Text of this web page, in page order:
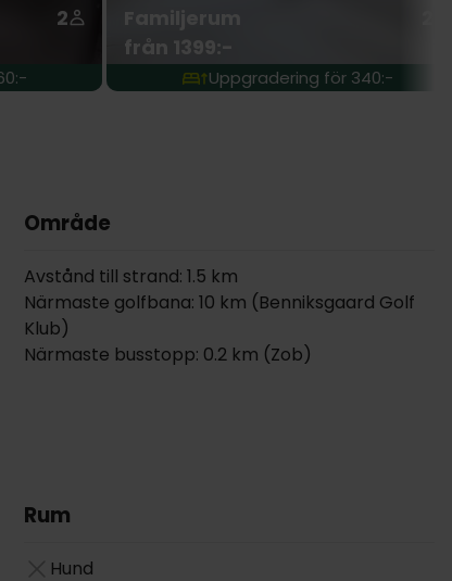
2
från 1399:-
Uppgradering för 340:-
Område
Avstånd till strand: 1.5 km
Närmaste golfbana: 10 km (Benniksgaard Golf
Klub)
Närmaste busstopp: 0.2 km (Zob)
Rum
Hund